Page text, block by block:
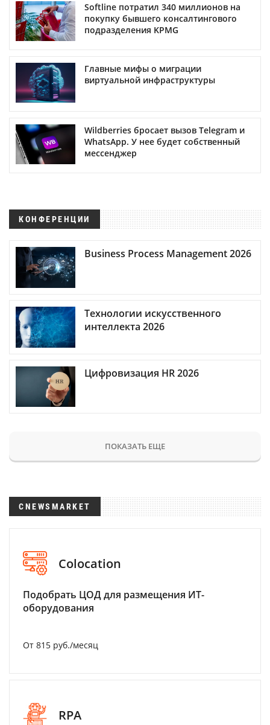
Softline потратил 340 миллионов на
покупку бывшего консалтингового
подразделения KPMG
Главные мифы о миграции
виртуальной инфраструктуры
Wildberries бросает вызов Telegram и
WhatsApp. У нее будет собственный
мессенджер
КОНФЕРЕНЦИИ
Business Process Management 2026
Технологии искусственного
интеллекта 2026
Цифровизация HR 2026
ПОКАЗАТЬ ЕЩЕ
CNEWSMARKET
Colocation
Подобрать ЦОД для размещения ИТ-
оборудования
От 815 руб./месяц
RPA